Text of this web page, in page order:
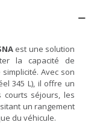
est une solution
la capacité de
Avec son
345 L), il offre un
courts séjours, les
un rangement
du véhicule.